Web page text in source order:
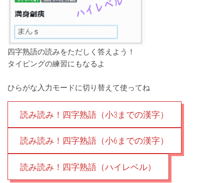
四字熟語の読みをただしく答えよう！
タイピングの練習にもなるよ
ひらがな入力モードに切り替えて使ってね
読み読み！四字熟語（小3までの漢字）
読み読み！四字熟語（小6までの漢字）
読み読み！四字熟語（ハイレベル）